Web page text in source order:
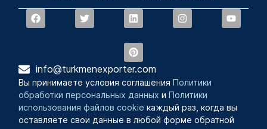
info@turkmenexporter.com
Вы принимаете условия соглашенияПолитики
обработки персональных данных иПолитики
использования файлов cookie каждый раз, когда вы
оставляете свои данные в любой форме обратной